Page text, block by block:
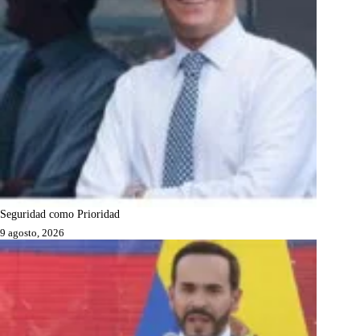
Seguridad como Prioridad
9 agosto, 2026